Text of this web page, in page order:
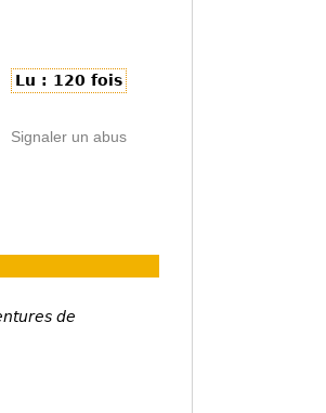
Lu : 120 fois
Signaler un abus
de